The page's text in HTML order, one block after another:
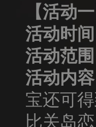
【活动
活动时间
活动范围
活动内容
宝还可
比关岛